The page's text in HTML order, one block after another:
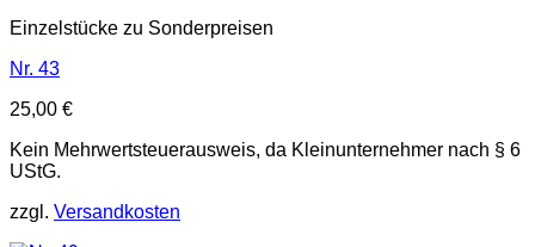
Einzelstücke zu Sonderpreisen
Nr. 43
25,00 €
Kein Mehrwertsteuerausweis, da Kleinunternehmer nach § 6
UStG.
zzgl. Versandkosten